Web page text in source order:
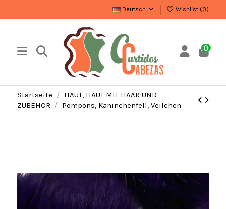
Deutsch Wishlist (0)
0
Startseite
HAUT, HAUT MIT HAAR UND
ZUBEHÖR
Pompons, Kaninchenfell, Veilchen